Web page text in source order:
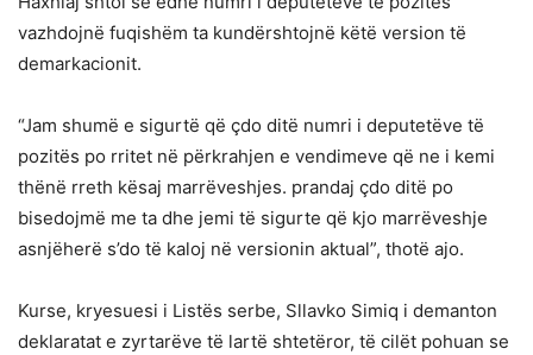
vazhdojnë fuqishëm ta kundërshtojnë këtë version të
demarkacionit.
“Jam shumë e sigurtë që çdo ditë numri i deputetëve të
pozitës po rritet në përkrahjen e vendimeve që ne i kemi
thënë rreth kësaj marrëveshjes. prandaj çdo ditë po
bisedojmë me ta dhe jemi të sigurte që kjo marrëveshje
asnjëherë s’do të kaloj në versionin aktual”, thotë ajo.
Kurse, kryesuesi i Listës serbe, Sllavko Simiq i demanton
deklaratat e zyrtarëve të lartë shtetëror, të cilët pohuan se